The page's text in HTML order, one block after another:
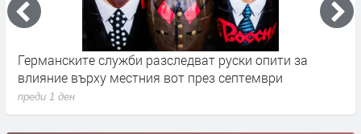
Германските служби разследват руски опити за
влияние върху местния вот през септември
преди 1 ден